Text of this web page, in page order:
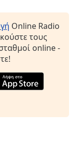
Online Radio
τους
online -